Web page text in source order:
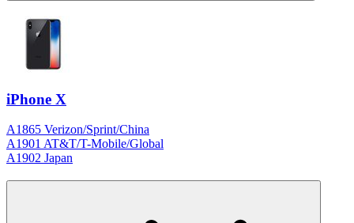
iPhone X
A1865 Verizon/Sprint/China
A1901 AT&T/T-Mobile/Global
A1902 Japan